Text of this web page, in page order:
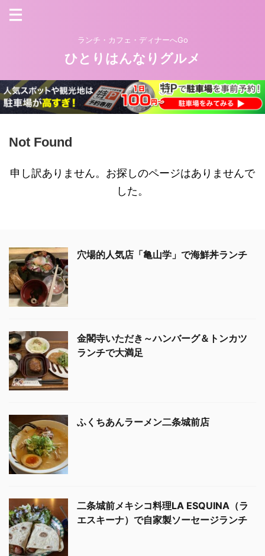
ランチ・カフェ・ディナーへGo
ひとりはんなりグルメ
Not Found
申し訳ありません。お探しのページはありませんで
した。
穴場的人気店「亀山学」で海鮮丼ランチ
金閣寺いただき～ハンバーグ＆トンカツ
ランチで大満足
ふくちあんラーメン二条城前店
二条城前メキシコ料理LA ESQUINA（ラ
エスキーナ）で自家製ソーセージランチ